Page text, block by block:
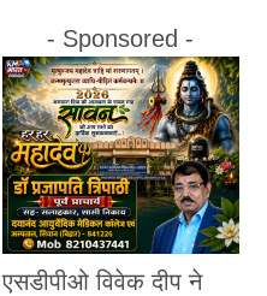
- Sponsored -
एसडीपीओ विवेक दीप ने